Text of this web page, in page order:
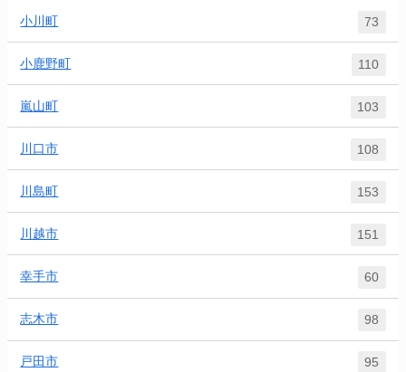
小川町 73
小鹿野町 110
嵐山町 103
川口市 108
川島町 153
川越市 151
幸手市 60
志木市 98
戸田市 95